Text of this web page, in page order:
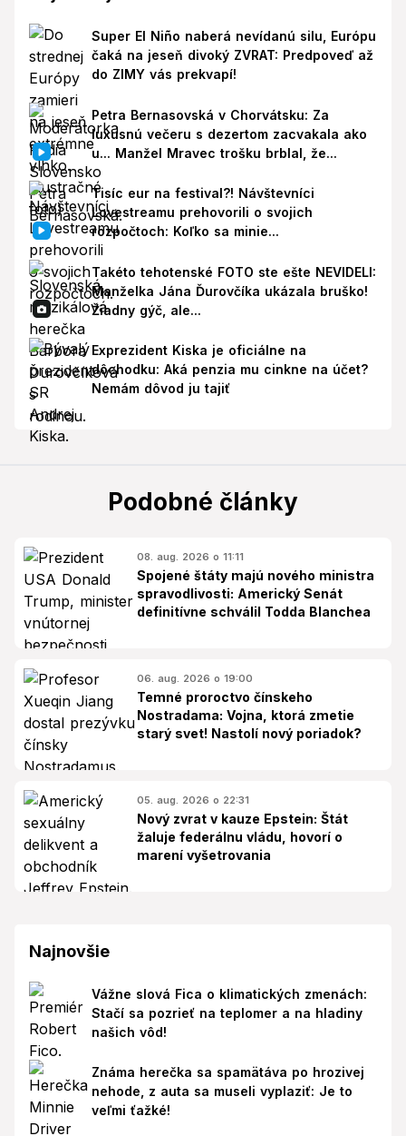
Super El Niño naberá nevídanú silu, Európu
čaká na jeseň divoký ZVRAT: Predpoveď až
do ZIMY vás prekvapí!
Petra Bernasovská v Chorvátsku: Za
luxusnú večeru s dezertom zacvakala ako
u... Manžel Mravec trošku brblal, že...
Tisíc eur na festival?! Návštevníci
Lovestreamu prehovorili o svojich
rozpočtoch: Koľko sa minie...
Takéto tehotenské FOTO ste ešte NEVIDELI:
Manželka Jána Ďurovčíka ukázala bruško!
Žiadny gýč, ale...
Exprezident Kiska je oficiálne na
dôchodku: Aká penzia mu cinkne na účet?
Nemám dôvod ju tajiť
Podobné články
08. aug. 2026 o 11:11
Spojené štáty majú nového ministra
spravodlivosti: Americký Senát
definitívne schválil Todda Blanchea
06. aug. 2026 o 19:00
Temné proroctvo čínskeho
Nostradama: Vojna, ktorá zmetie
starý svet! Nastolí nový poriadok?
05. aug. 2026 o 22:31
Nový zvrat v kauze Epstein: Štát
žaluje federálnu vládu, hovorí o
marení vyšetrovania
Najnovšie
Vážne slová Fica o klimatických zmenách:
Stačí sa pozrieť na teplomer a na hladiny
našich vôd!
Známa herečka sa spamätáva po hrozivej
nehode, z auta sa museli vyplaziť: Je to
veľmi ťažké!